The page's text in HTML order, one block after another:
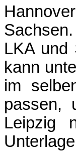
LKA und
kann
im
passen,
Leipzig